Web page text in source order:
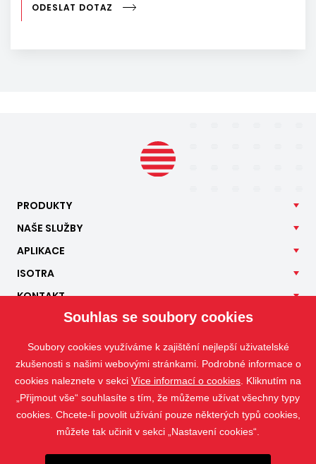
ODESLAT DOTAZ
PRODUKTY
NAŠE SLUŽBY
APLIKACE
ISOTRA
KONTAKT
Souhlas se soubory cookies
Soubory cookies využíváme k zajištění nejlepší uživatelské
zkušenosti s našimi webovými stránkami. Podrobné informace o
cookies naleznete v sekci Více informací o cookies . Kliknutím na
„Přijmout vše“ souhlasíte s tím, že můžeme užívat všechny typy
cookies. Chcete-li povolit užívání pouze některých typů cookies,
můžete tak učinit v sekci „Nastavení cookies“.